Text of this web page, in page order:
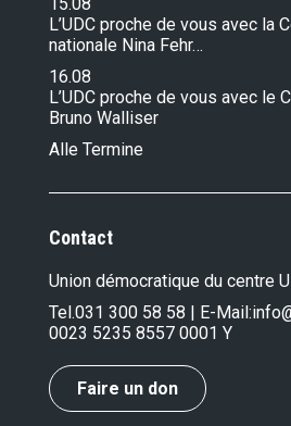
L’UDC proche de vous avec la
nationale Nina Fehr…
16.08
L’UDC proche de vous avec le
Bruno Walliser
Alle Termine
Contact
Union démocratique du centre
Tel.031 300 58 58 | E-Mail:
0023 5235 8557 0001 Y
Faire un don